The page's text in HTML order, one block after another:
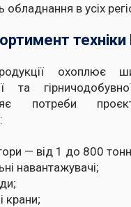
обладнання в усіх
охоплює
та
потреби
— від 1 до 800
навантажувачі;
крани;